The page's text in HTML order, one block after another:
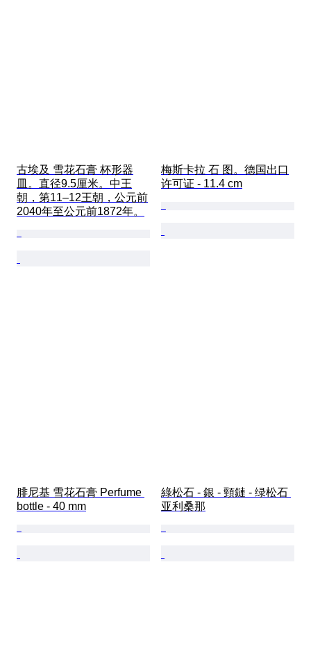
古埃及 雪花石膏 杯形器
皿。直径9.5厘米。中王
朝，第11–12王朝，公元前
2040年至公元前1872年。
梅斯卡拉 石 图。德国出口
许可证 - 11.4 cm
腓尼基 雪花石膏 Perfume
bottle - 40 mm
綠松石 - 銀 - 頸鏈 - 绿松石
亚利桑那